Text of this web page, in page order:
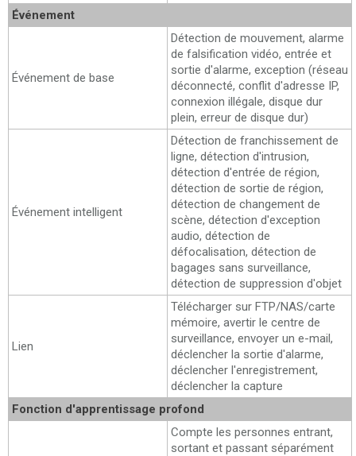
Événement
Événement de base
Détection de mouvement, alarme
de falsification vidéo, entrée et
sortie d'alarme, exception (réseau
déconnecté, conflit d'adresse IP,
connexion illégale, disque dur
plein, erreur de disque dur)
Événement intelligent
Détection de franchissement de
ligne, détection d'intrusion,
détection d'entrée de région,
détection de sortie de région,
détection de changement de
scène, détection d'exception
audio, détection de
défocalisation, détection de
bagages sans surveillance,
détection de suppression d'objet
Lien
Télécharger sur FTP/NAS/carte
mémoire, avertir le centre de
surveillance, envoyer un e-mail,
déclencher la sortie d'alarme,
déclencher l'enregistrement,
déclencher la capture
Fonction d'apprentissage profond
Compte les personnes entrant,
sortant et passant séparément